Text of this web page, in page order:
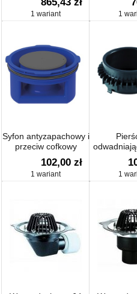
1 wariant 1
Syfon antyzapachowy i
przeciw cofkowy
Primus blue do wpustu
HL90Prblue
102,00 zł
1 wariant
do
1